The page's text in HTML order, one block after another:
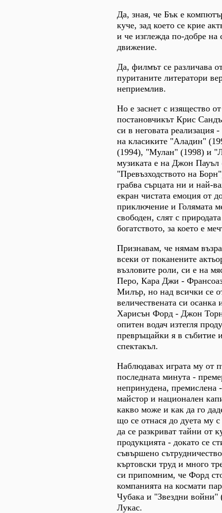
Да, зная, че Бък е
куче, зад което се крие
и че изглежда по-добре на
движение.
Да, филмът се различава
пуританите литератори
неприемлив.
Но е заснет с изящество
постановчикът Крис
си в неговата реализация
на класиките "Аладин"
(1994), "Мулан" (1998) и
музиката е на Джон
"Превъзходството на
грабва сърцата ни и най-
екран чистата емоция от
приключение и Голямата
свободен, слят с
богатството, за което е
Признавам, че нямам
всеки от поканените
възловите роли, си е на
Перо, Кара Джи -
Милър, но над всички се
величествената си осанка
Харисън Форд - Джон
опитен водач изтегля
превръщайки я в събитие
спектакъл.
Наблюдавах играта му от
последната минута -
непринудена, премислена
майстор и национален
какво може и как да го
що се отнася до дуета му
да се разкриват тайни от
продукцията - докато се
съвършено
къртовски труд и много
си припомним, че Форд
компанията на космати
Чубака и "Звездни
Лукас.